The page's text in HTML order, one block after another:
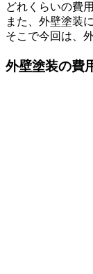
どれくらいの費
また、外壁塗装
そこで今回は、
外壁塗装の費